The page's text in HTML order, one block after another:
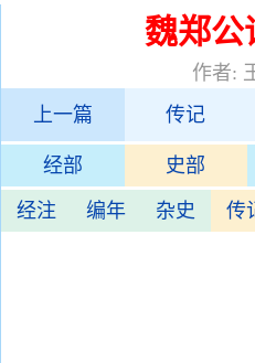
魏郑公
作者:
上一篇
传记
经部 史部
经注 编年 杂史 传